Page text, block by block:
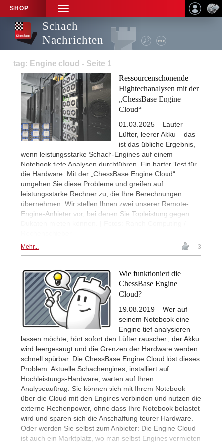
SHOP
TOGGLE
NAVIGATION
Schach
Nachrichten
tag: Engine cloud - Seite 1
Ressourcenschonende
Hightechanalysen mit der
„ChessBase Engine
Cloud“
01.03.2025 – Lauter
Lüfter, leerer Akku – das
ist das übliche Ergebnis,
wenn leistungsstarke Schach-Engines auf einem
Notebook tiefe Analysen durchführen. Ein harter Test für
die Hardware. Mit der „ChessBase Engine Cloud“
umgehen Sie diese Probleme und greifen auf
leistungsstarke Rechner zu, die Ihre Berechnungen
übernehmen. Wir stellen Ihnen zwei unserer Remote-
Engine-Anbieter vor, bei denen Sie Topleistung gegen
Mehr... 3
Wie funktioniert die
ChessBase Engine
Cloud?
19.08.2019 – Wer auf
seinem Notebook eine
Engine tief analysieren
lassen möchte, hört sofort den Lüfter rauschen, der Akku
wird leergesaugt und die Grenzen der Hardware werden
schnell spürbar. Die ChessBase Engine Cloud löst dieses
Problem: Aktuelle Schachengines, installiert auf
Hochleistungs-Hardware, warten auf Ihren
Analyseauftrag: Sie können sich mit Ihrem Notebook
über die Cloud mit den Engines verbinden und nutzen die
externe Rechenpower, ohne dass Ihre Notebook belastet
wird und sparen sich die Anschaffung teurer Hardware.
Oder werden Sie selbst zum Anbieter: Die Engine Cloud
ist auch ein Marktplatz, wo man selbst Engines vermieten